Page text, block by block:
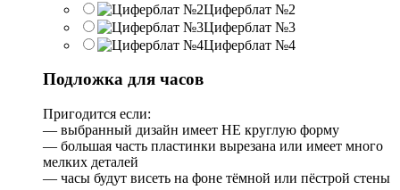
Циферблат №2
Циферблат №3
Циферблат №4
Подложка для часов
Пригодится если:
— выбранный дизайн имеет НЕ круглую форму
— большая часть пластинки вырезана или имеет много
мелких деталей
— часы будут висеть на фоне тёмной или пёстрой стены